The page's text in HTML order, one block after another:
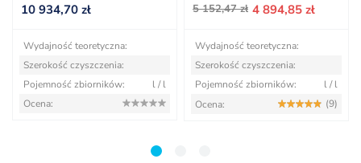
10 934,70 zł
Wydajność teoretyczna:
Szerokość czyszczenia:
Pojemność zbiorników:
l / l
Ocena:
5 152,47zł
Pierwotna
wynosiła:
5 152,47 zł.
4 894,85 zł
Aktualna
wynosi:
4 894,85 zł.
Wydajność teoretyczna:
Szerokość czyszczenia:
Pojemność zbiorników:
l / l
Ocena:
(9)
1